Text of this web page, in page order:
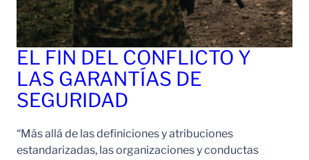
EL FIN DEL CONFLICTO Y
LAS GARANTÍAS DE
SEGURIDAD
“Más allá de las definiciones y atribuciones
estandarizadas, las organizaciones y conductas